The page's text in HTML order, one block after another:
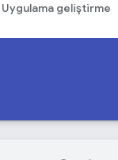
Uygulama geliştirme